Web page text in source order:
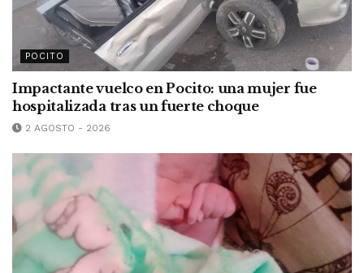
POCITO
Impactante vuelco en Pocito: una mujer fue
hospitalizada tras un fuerte choque
2 AGOSTO - 2026